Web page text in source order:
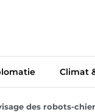
Climat
des robots-